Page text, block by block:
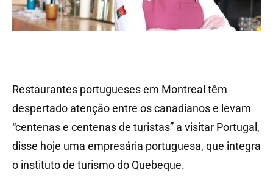
Restaurantes portugueses em Montreal têm
despertado atenção entre os canadianos e levam
“centenas e centenas de turistas” a visitar Portugal,
disse hoje uma empresária portuguesa, que integra
o instituto de turismo do Quebeque.